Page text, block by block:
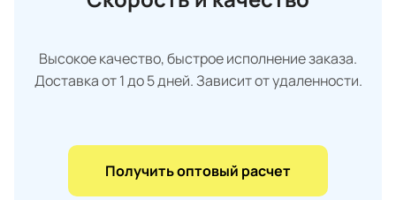
Высокое качество, быстрое исполнение заказа.
Доставка от 1 до 5 дней. Зависит от удаленности.
Получить оптовый расчет